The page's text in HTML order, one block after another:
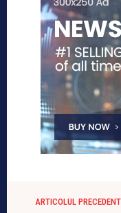
ARTICOLUL PRECEDENT